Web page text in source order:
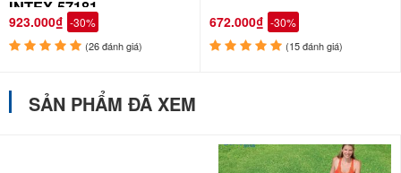
INTEX 57181
923.000₫ -30%
(26 đánh giá)
672.000₫ -30%
(15 đánh giá)
SẢN PHẨM ĐÃ XEM